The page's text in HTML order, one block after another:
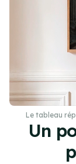
Un
Le tableau